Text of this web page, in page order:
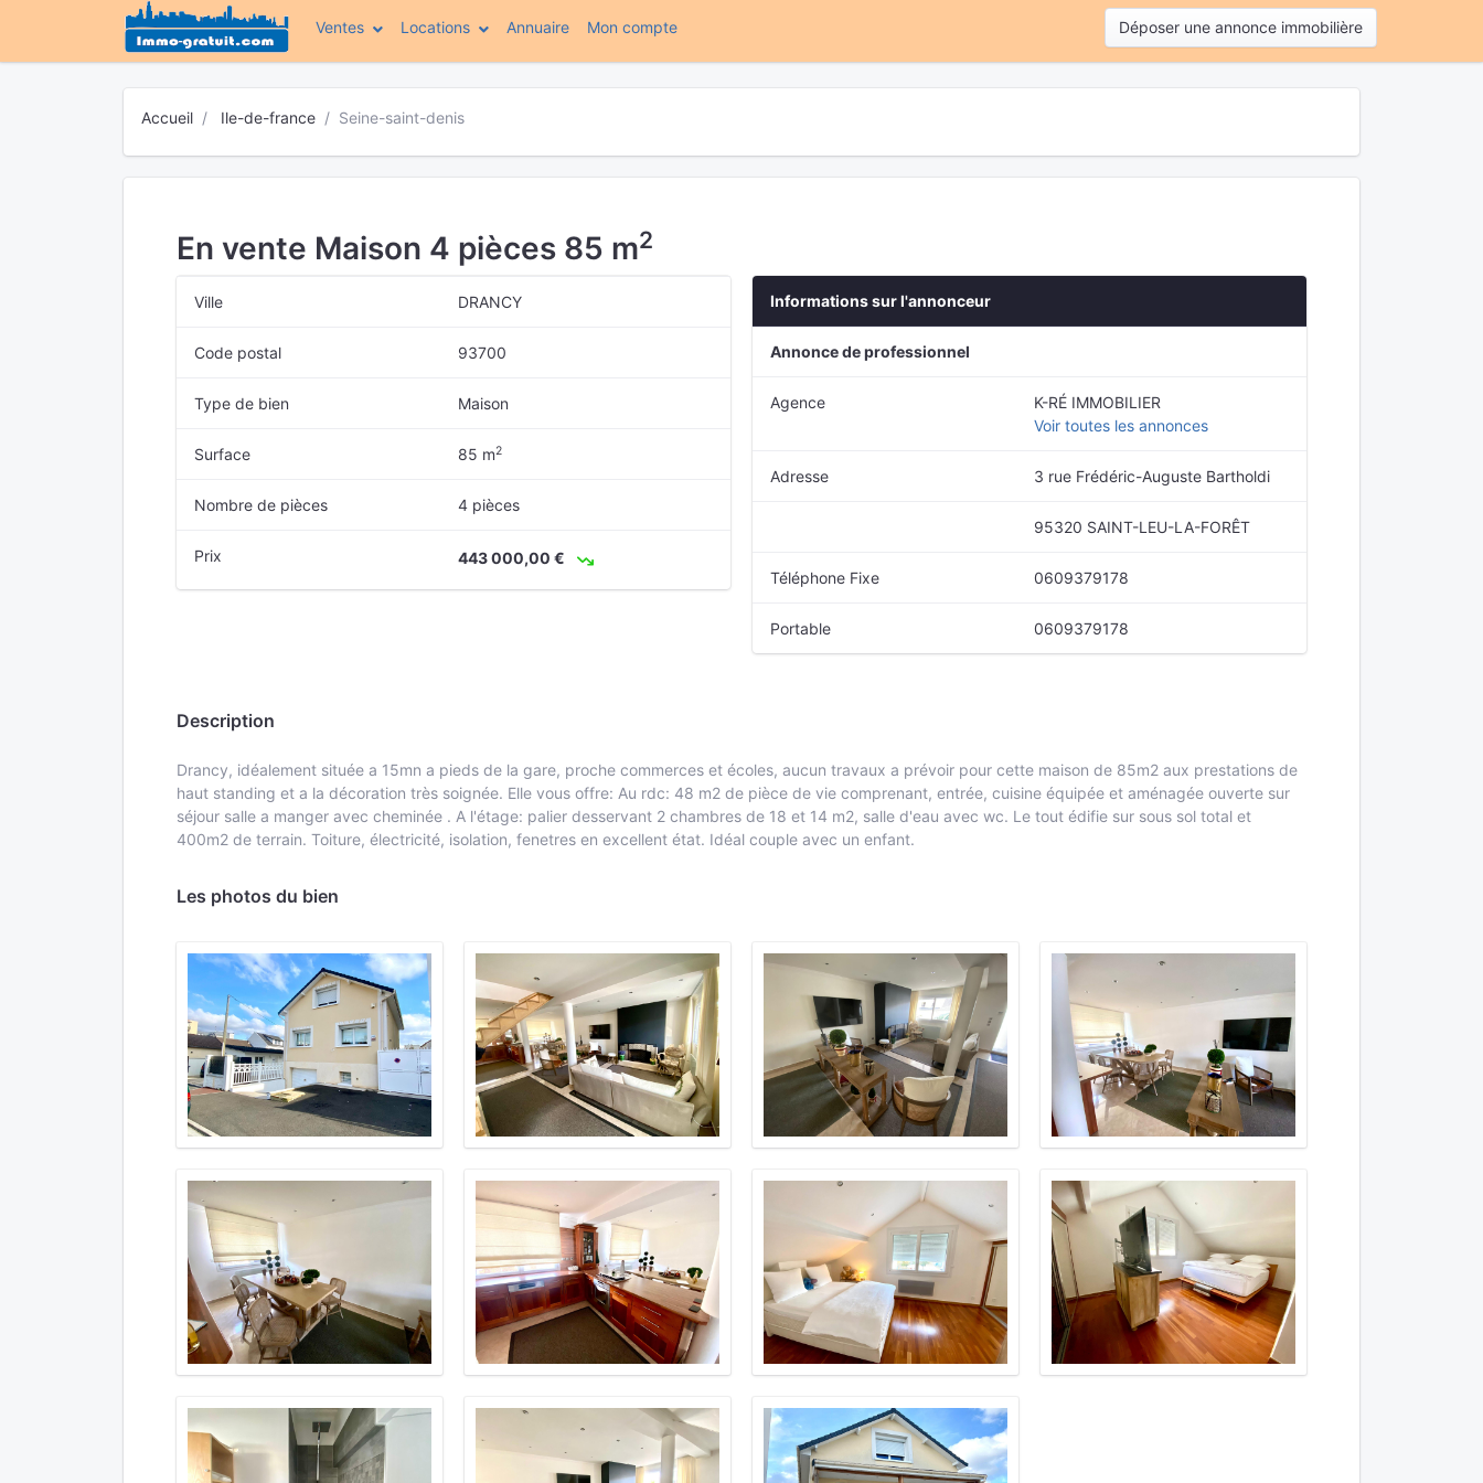
Ventes Locations Annuaire Mon compte(current) Déposer une annonce immobilière
Accueil Ile-de-france Seine-saint-denis
En vente Maison 4 pièces 85 m2
Ville DRANCY
Code postal 93700
Type de bien Maison
Surface 85 m2
Nombre de pièces 4 pièces
Prix 443 000,00 €
Informations sur l'annonceur
Annonce de professionnel
Agence
K-RÉ IMMOBILIER
Voir toutes les annonces
Adresse 3 rue Frédéric-Auguste Bartholdi
95320 SAINT-LEU-LA-FORÊT
Téléphone Fixe 0609379178
Portable 0609379178
Description
Drancy, idéalement située a 15mn a pieds de la gare, proche commerces et écoles, aucun travaux a prévoir pour cette maison de 85m2 aux prestations de
haut standing et a la décoration très soignée. Elle vous offre: Au rdc: 48 m2 de pièce de vie comprenant, entrée, cuisine équipée et aménagée ouverte sur
séjour salle a manger avec cheminée . A l'étage: palier desservant 2 chambres de 18 et 14 m2, salle d'eau avec wc. Le tout édifie sur sous sol total et
400m2 de terrain. Toiture, électricité, isolation, fenetres en excellent état. Idéal couple avec un enfant.
Les photos du bien